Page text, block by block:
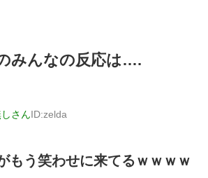
みんなの反応は….
さんID:zelda
もう笑わせに来てるｗｗｗｗ